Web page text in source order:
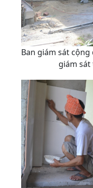
Ban giám sát
giám